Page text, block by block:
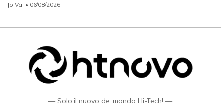
Jo Val • 06/08/2026
— Solo il nuovo del mondo Hi-Tech! —